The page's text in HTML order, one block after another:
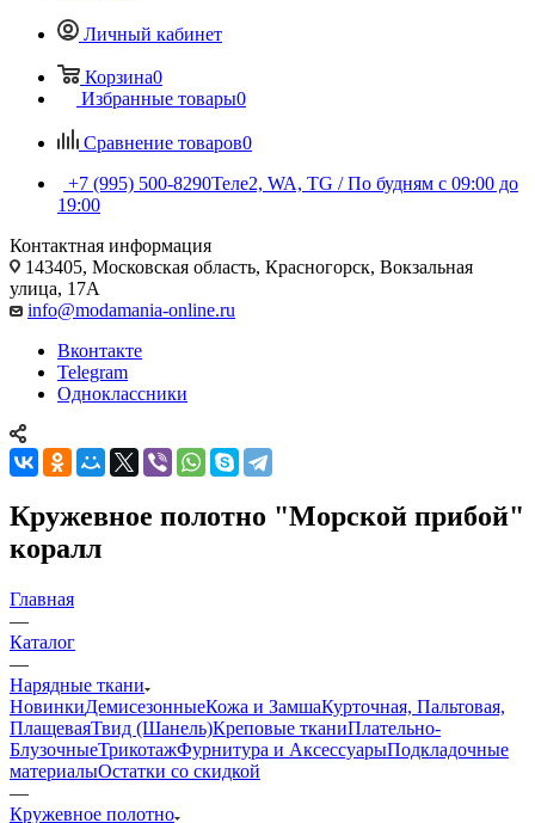
Личный кабинет
Корзина0
Избранные товары0
Сравнение товаров0
+7 (995) 500-8290Теле2, WA, TG / По будням c 09:00 до
19:00
Контактная информация
143405, Московская область, Красногорск, Вокзальная
улица, 17А
info@modamania-online.ru
Вконтакте
Telegram
Одноклассники
Кружевное полотно "Морской прибой"
коралл
Главная
—
Каталог
—
Нарядные ткани
НовинкиДемисезонныеКожа и ЗамшаКурточная, Пальтовая,
ПлащеваяТвид (Шанель)Креповые тканиПлательно-
БлузочныеТрикотажФурнитура и АксессуарыПодкладочные
материалыОстатки со скидкой
—
Кружевное полотно